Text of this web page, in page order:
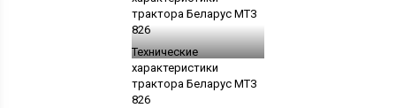
Технические
характеристики
трактора Беларус МТЗ
826